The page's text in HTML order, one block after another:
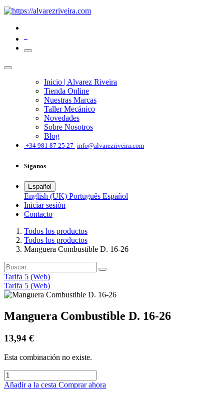
Inicio | Alvarez Riveira
Tienda Online
Nuestras Marcas
Taller Mecánico
Novedades
Sobre Nosotros
Blog
+34 981 87 25 27 info@alvarezriveira.com
Síganos
Español
English (UK) Português Español
Iniciar sesión
​Contacto
Todos los productos
Todos los productos
Manguera Combustible D. 16-26
Tarifa 5 (Web)
Tarifa 5 (Web)
Manguera Combustible D. 16-26
13,94 €
Esta combinación no existe.
Añadir a la cesta Comprar ahora